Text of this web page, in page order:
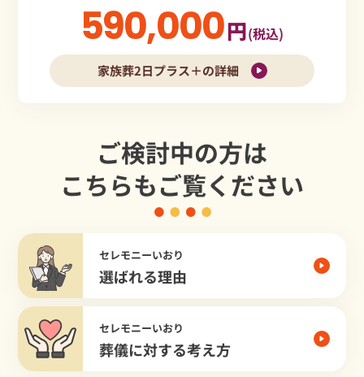
590,000円(税込)
家族葬2日プラス＋の詳細
ご検討中の方は
こちらもご覧ください
セレモニーいおり
選ばれる理由
セレモニーいおり
葬儀に対する考え方